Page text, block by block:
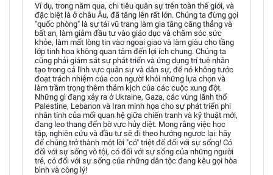
Ví dụ, trong năm qua, chi tiêu quân sự trên toàn thế giới, và
đặc biệt là ở châu Âu, đã tăng lên rất lớn. Chúng ta đừng gọi
"quốc phòng" là sự tái vũ trang làm gia tăng căng thẳng và
bất an, làm giảm đầu tư vào giáo dục và chăm sóc sức
khỏe, làm mất lòng tin vào ngoại giao và làm giàu cho tầng
lớp tinh hoa không quan tâm đến lợi ích chung. Chúng ta
cũng phải giám sát sự phát triển và ứng dụng trí tuệ nhân
tạo trong cả lĩnh vực quân sự và dân sự, để nó không tước
đoạt trách nhiệm của con người khỏi những lựa chọn và
làm trầm trọng thêm thảm kịch của các cuộc xung đột.
Những gì đang xảy ra ở Ukraine, Gaza, các vùng lãnh thổ
Palestine, Lebanon và Iran minh họa cho sự phát triển phi
nhân tính của mối quan hệ giữa chiến tranh và kỹ thuật mới,
đang leo thang đến bờ vực hủy diệt. Mong rằng việc học
tập, nghiên cứu và đầu tư sẽ đi theo hướng ngược lại: hãy
để chúng trở thành một lời "có" triệt để đối với sự sống! Có
đối với sự sống vô tội, có đối với sự sống của những người
trẻ, có đối với sự sống của những dân tộc đang kêu gọi hòa
bình và công lý!